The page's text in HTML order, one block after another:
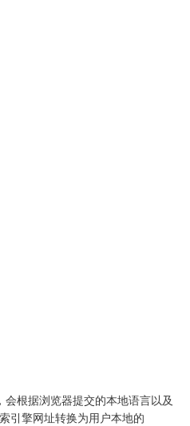
根据浏览器提交的本地语言以及
引擎网址转换为用户本地的